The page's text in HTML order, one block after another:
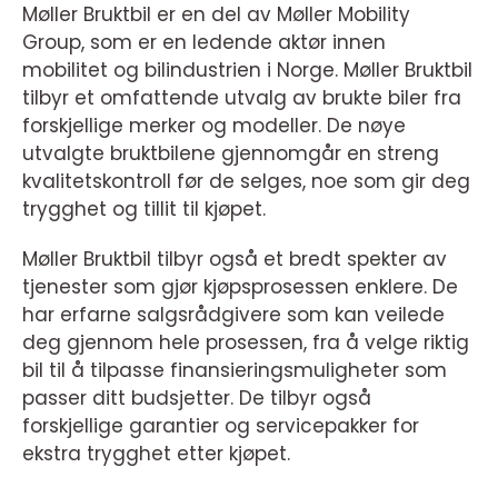
Møller Bruktbil er en del av Møller Mobility
Group, som er en ledende aktør innen
mobilitet og bilindustrien i Norge. Møller Bruktbil
tilbyr et omfattende utvalg av brukte biler fra
forskjellige merker og modeller. De nøye
utvalgte bruktbilene gjennomgår en streng
kvalitetskontroll før de selges, noe som gir deg
trygghet og tillit til kjøpet.
Møller Bruktbil tilbyr også et bredt spekter av
tjenester som gjør kjøpsprosessen enklere. De
har erfarne salgsrådgivere som kan veilede
deg gjennom hele prosessen, fra å velge riktig
bil til å tilpasse finansieringsmuligheter som
passer ditt budsjetter. De tilbyr også
forskjellige garantier og servicepakker for
ekstra trygghet etter kjøpet.